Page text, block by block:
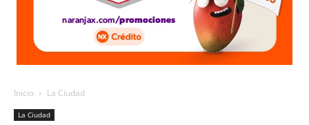
Inicio La Ciudad
La Ciudad